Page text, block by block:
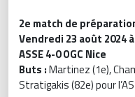
2e match de
Vendredi 23 août 2024
ASSE 4-0 OGC Nice
Buts :Martinez (1e),
Stratigakis (82e) pour